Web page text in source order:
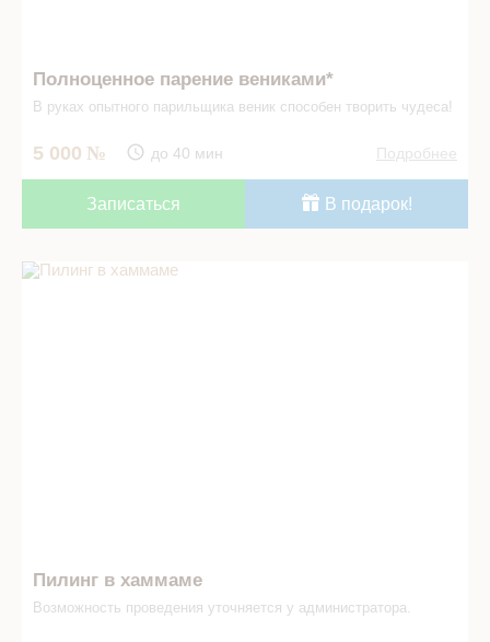
Полноценное парение вениками*
В руках опытного парильщика веник способен творить чудеса!
5 000 до 40 мин Подробнее
Записаться В подарок!
Пилинг в хаммаме в СПА салоне
Пилинг в хаммаме
Возможность проведения уточняется у администратора.